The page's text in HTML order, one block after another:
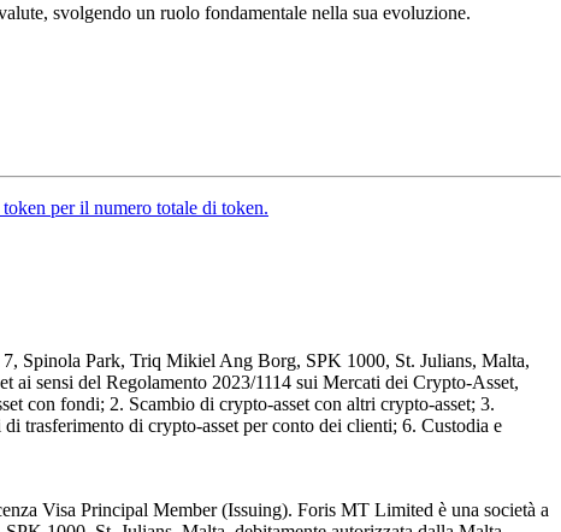
svolgendo un ruolo fondamentale nella sua evoluzione.
per il numero totale di token.
Spinola Park, Triq Mikiel Ang Borg, SPK 1000, St. Julians, Malta,
sensi del Regolamento 2023/1114 sui Mercati dei Crypto-Asset,
con fondi; 2. Scambio di crypto-asset con altri crypto-asset; 3.
trasferimento di crypto-asset per conto dei clienti; 6. Custodia e
Visa Principal Member (Issuing). Foris MT Limited è una società a